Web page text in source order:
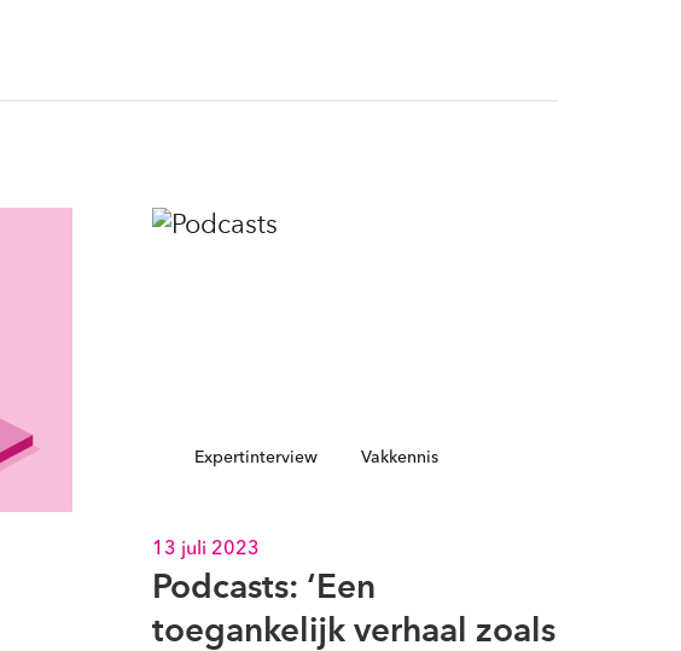
Expertinterview Vakkennis
13 juli 2023
Podcasts: ‘Een
toegankelijk verhaal zoals